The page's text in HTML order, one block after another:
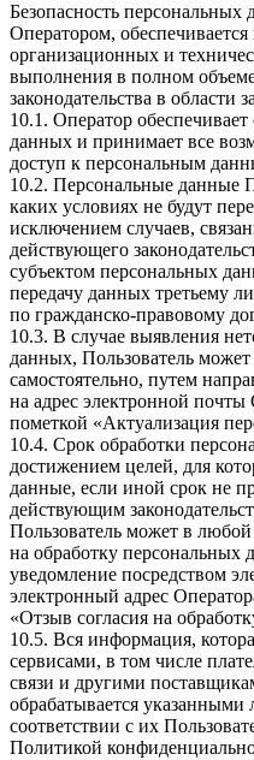
Безопасность
Оператором,
организационных и
выполнения в полном
законодательства в
10.1. Оператор
данных и принимает все
доступ к персональным
10.2. Персональные данные
каких условиях не будут
исключением случаев,
действующего
субъектом персональных
передачу данных третьему
по гражданско-правовому
10.3. В случае выявления
данных, Пользователь может
самостоятельно, путем
на адрес электронной почты
пометкой «Актуализация
10.4. Срок обработки
достижением целей, для
данные, если иной срок не
действующим
Пользователь может в любой
на обработку персональных
уведомление посредством
электронный адрес
«Отзыв согласия на
10.5. Вся информация,
сервисами, в том числе
связи и другими
обрабатывается
соответствии с их
Политикой